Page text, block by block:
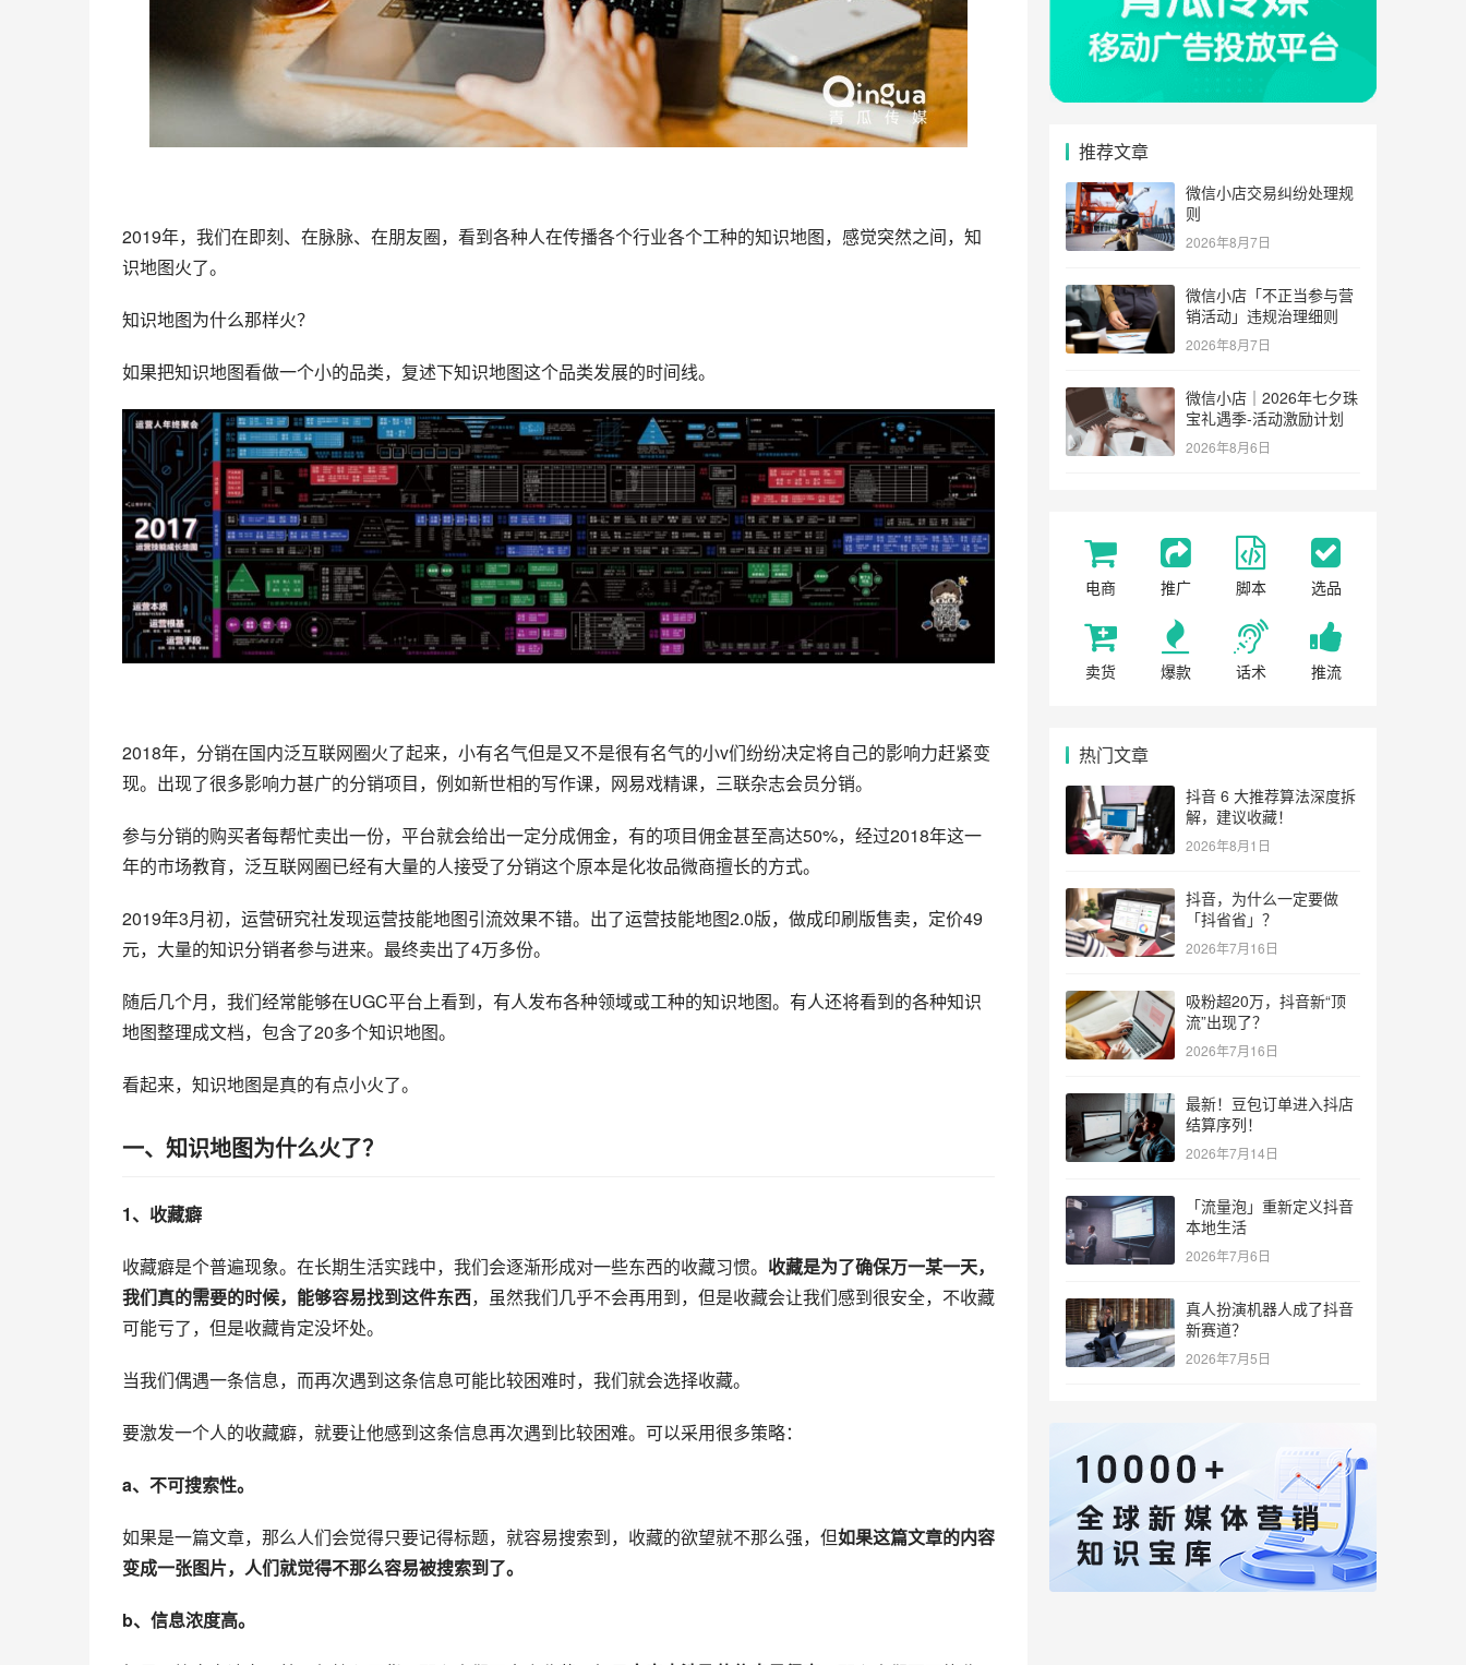
2019年，我们在即刻、在脉脉、在朋友圈，看到各种人在传播各个行业各个工种的知识地图，感觉突然之间，知
识地图火了。
知识地图为什么那样火？
如果把知识地图看做一个小的品类，复述下知识地图这个品类发展的时间线。
2018年，分销在国内泛互联网圈火了起来，小有名气但是又不是很有名气的小v们纷纷决定将自己的影响力赶紧变
现。出现了很多影响力甚广的分销项目，例如新世相的写作课，网易戏精课，三联杂志会员分销。
参与分销的购买者每帮忙卖出一份，平台就会给出一定分成佣金，有的项目佣金甚至高达50%，经过2018年这一
年的市场教育，泛互联网圈已经有大量的人接受了分销这个原本是化妆品微商擅长的方式。
2019年3月初，运营研究社发现运营技能地图引流效果不错。出了运营技能地图2.0版，做成印刷版售卖，定价49
元，大量的知识分销者参与进来。最终卖出了4万多份。
随后几个月，我们经常能够在UGC平台上看到，有人发布各种领域或工种的知识地图。有人还将看到的各种知识
地图整理成文档，包含了20多个知识地图。
看起来，知识地图是真的有点小火了。
一、知识地图为什么火了？
1、收藏癖
收藏癖是个普遍现象。在长期生活实践中，我们会逐渐形成对一些东西的收藏习惯。 收藏是为了确保万一某一天，
我们真的需要的时候，能够容易找到这件东西，虽然我们几乎不会再用到，但是收藏会让我们感到很安全，不收藏
可能亏了，但是收藏肯定没坏处。
当我们偶遇一条信息，而再次遇到这条信息可能比较困难时，我们就会选择收藏。
要激发一个人的收藏癖，就要让他感到这条信息再次遇到比较困难。可以采用很多策略：
a、不可搜索性。
如果是一篇文章，那么人们会觉得只要记得标题，就容易搜索到，收藏的欲望就不那么强，但如果这篇文章的内容
变成一张图片，人们就觉得不那么容易被搜索到了。
b、信息浓度高。
推荐文章
微信小店交易纠纷处理规
则
2026年8月7日
微信小店「不正当参与营
销活动」违规治理细则
2026年8月7日
微信小店｜2026年七夕珠
宝礼遇季-活动激励计划
2026年8月6日
电商 推广 脚本 选品
卖货 爆款 话术 推流
热门文章
抖音 6 大推荐算法深度拆
解，建议收藏！
2026年8月1日
抖音，为什么一定要做
「抖省省」？
2026年7月16日
吸粉超20万，抖音新“顶
流”出现了？
2026年7月16日
最新！豆包订单进入抖店
结算序列！
2026年7月14日
「流量泡」重新定义抖音
本地生活
2026年7月6日
真人扮演机器人成了抖音
新赛道？
2026年7月5日